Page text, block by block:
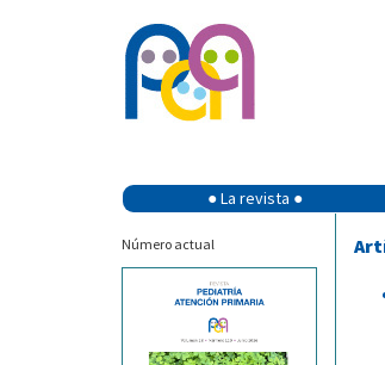
● La revista ●
Número actual